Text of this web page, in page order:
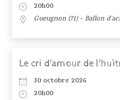
20h00
Gueugnon (71) - Ballon
Le cri d'amour de
30 octobre 2026
20h00